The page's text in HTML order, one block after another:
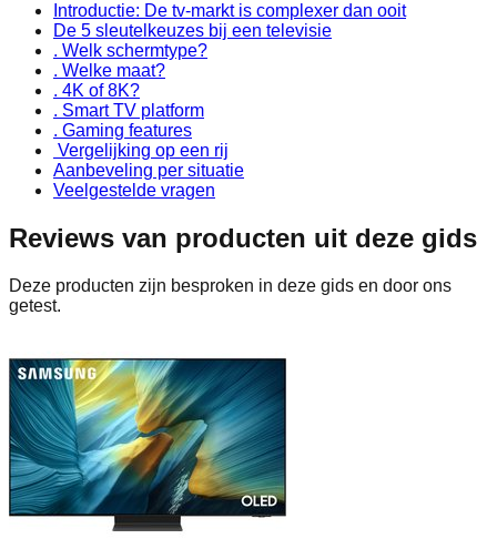
Introductie: De tv-markt is complexer dan ooit
De 5 sleutelkeuzes bij een televisie
. Welk schermtype?
. Welke maat?
. 4K of 8K?
. Smart TV platform
. Gaming features
️ Vergelijking op een rij
Aanbeveling per situatie
Veelgestelde vragen
Reviews van producten uit deze gids
Deze producten zijn besproken in deze gids en door ons
getest.